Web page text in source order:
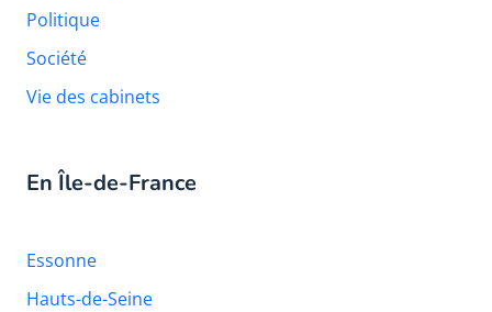
Politique
Société
Vie des cabinets
En Île-de-France
Essonne
Hauts-de-Seine